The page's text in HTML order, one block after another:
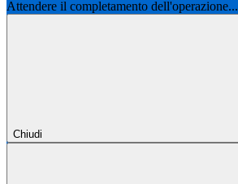
Attendere il completamento dell'operazione...
Chiudi